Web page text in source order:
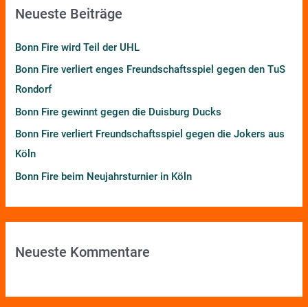
Neueste Beiträge
Bonn Fire wird Teil der UHL
Bonn Fire verliert enges Freundschaftsspiel gegen den TuS
Rondorf
Bonn Fire gewinnt gegen die Duisburg Ducks
Bonn Fire verliert Freundschaftsspiel gegen die Jokers aus
Köln
Bonn Fire beim Neujahrsturnier in Köln
Neueste Kommentare